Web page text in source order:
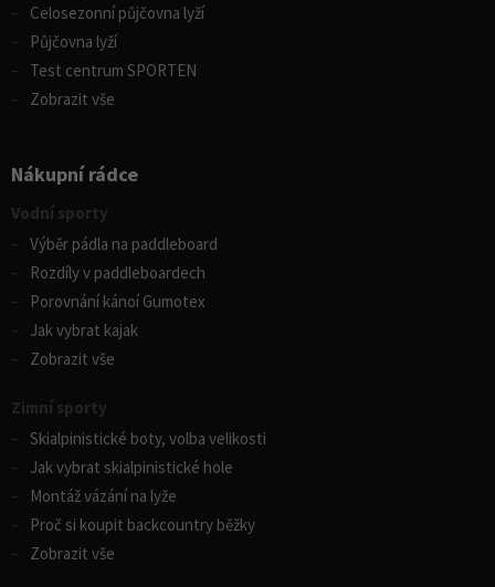
Celosezonní půjčovna lyží
Půjčovna lyží
Test centrum SPORTEN
Zobrazit vše
Nákupní rádce
Vodní sporty
Výběr pádla na paddleboard
Rozdíly v paddleboardech
Porovnání kánoí Gumotex
Jak vybrat kajak
Zobrazit vše
Zimní sporty
Skialpinistické boty, volba velikosti
Jak vybrat skialpinistické hole
Montáž vázání na lyže
Proč si koupit backcountry běžky
Zobrazit vše